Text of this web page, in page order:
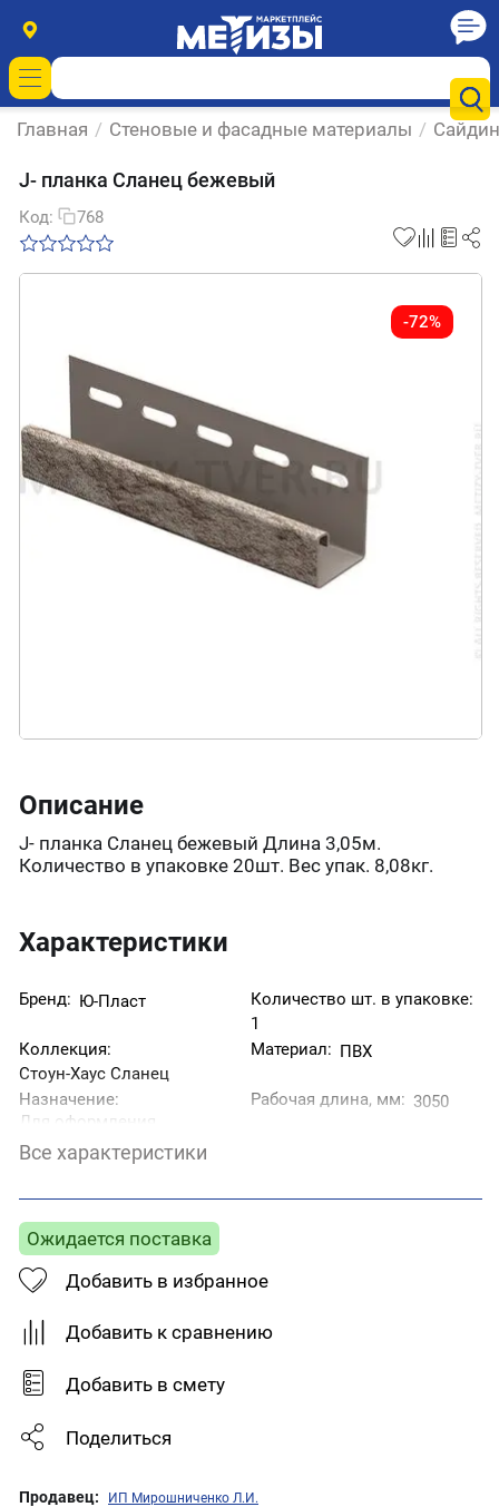
Главная / Стеновые и фасадные материалы /
J- планка Сланец бежевый
Код: 768
-72%
Описание
J- планка Сланец бежевый Длина 3,05м.
Количество в упаковке 20шт. Вес упак. 8,08кг.
Характеристики
Бренд: Ю-Пласт
Количество шт. в упаковке:
1
Коллекция:
Стоун-Хаус Сланец
Материал: ПВХ
Назначение:
Для оформления
оконных и дверных
проемов.
Рабочая длина, мм: 3050
Тип товара: J- планка
Цвет:
Все характеристики
Ожидается поставка
Добавить в избранное
Добавить к сравнению
Добавить в смету
Поделиться
Продавец: ИП Мирошниченко Л.И.